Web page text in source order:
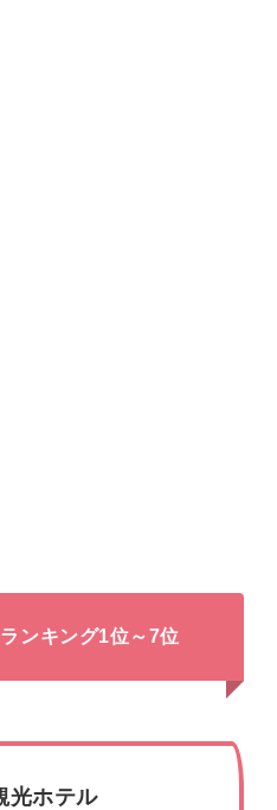
ンキング1位～7位
光ホテル